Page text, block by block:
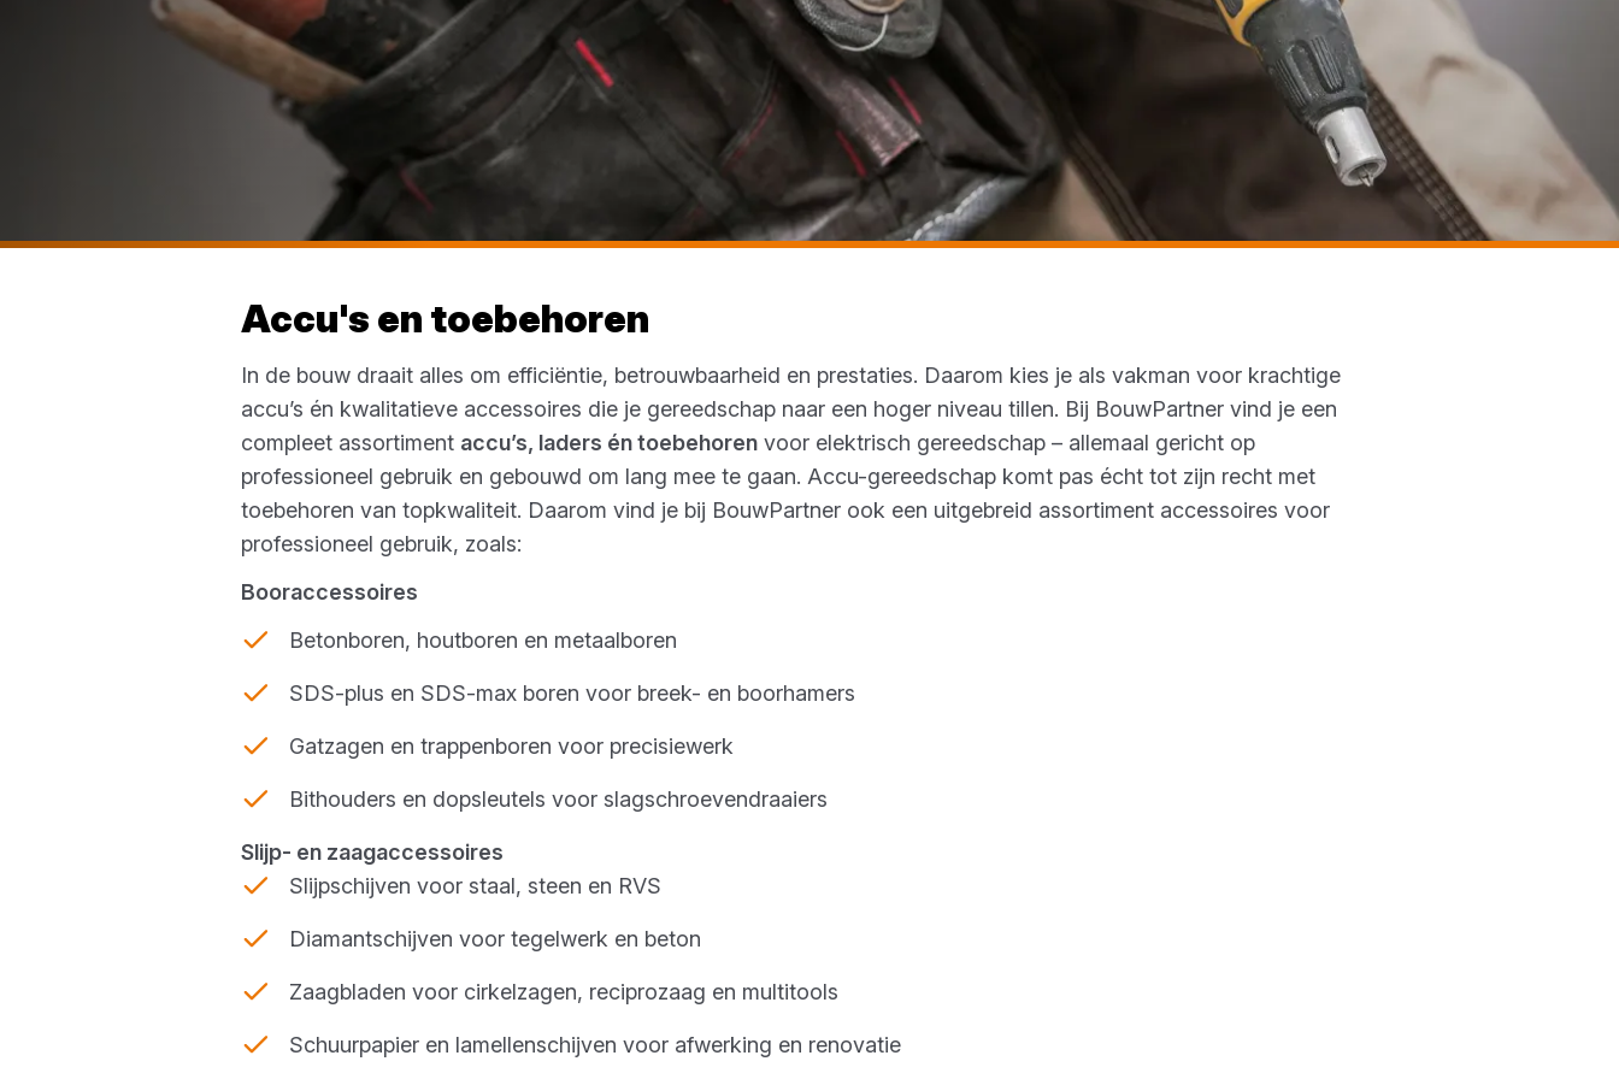
Accu's en toebehoren
In de bouw draait alles om efficiëntie, betrouwbaarheid en prestaties. Daarom kies je als vakman voor krachtige
accu’s én kwalitatieve accessoires die je gereedschap naar een hoger niveau tillen. Bij BouwPartner vind je een
compleet assortiment accu’s, laders én toebehoren voor elektrisch gereedschap – allemaal gericht op
professioneel gebruik en gebouwd om lang mee te gaan. Accu-gereedschap komt pas écht tot zijn recht met
toebehoren van topkwaliteit. Daarom vind je bij BouwPartner ook een uitgebreid assortiment accessoires voor
professioneel gebruik, zoals:
Booraccessoires
Betonboren, houtboren en metaalboren
SDS-plus en SDS-max boren voor breek- en boorhamers
Gatzagen en trappenboren voor precisiewerk
Bithouders en dopsleutels voor slagschroevendraaiers
Slijp- en zaagaccessoires
Slijpschijven voor staal, steen en RVS
Diamantschijven voor tegelwerk en beton
Zaagbladen voor cirkelzagen, reciprozaag en multitools
Schuurpapier en lamellenschijven voor afwerking en renovatie